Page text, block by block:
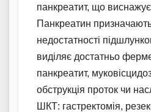
панкреатит, що виснажує
Панкреатин
недостатності
виділяє достатньо
панкреатит,
обструкція проток чи
ШКТ: гастректомія,